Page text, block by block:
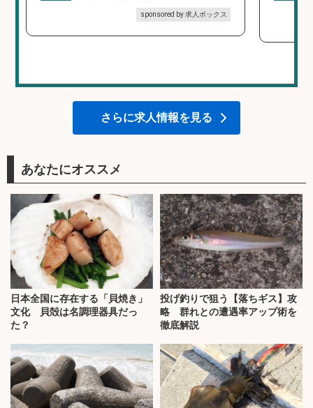
sponsored by 求人ボックス
さらに求人情報を見る
あなたにオススメ
日本全国に存在する「貝焼き」
文化 貝殻は名調理器具だっ
た？
投げ釣りで狙う【落ちギス】攻
略 群れとの遭遇率アップ術を
徹底解説